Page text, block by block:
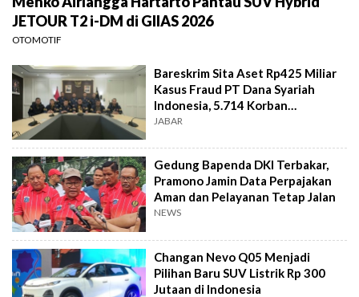
JETOUR T2 i-DM di GIIAS 2026
OTOMOTIF
Bareskrim Sita Aset Rp425 Miliar
Kasus Fraud PT Dana Syariah
Indonesia, 5.714 Korban
Terverifikasai
JABAR
Gedung Bapenda DKI Terbakar,
Pramono Jamin Data Perpajakan
Aman dan Pelayanan Tetap Jalan
NEWS
Changan Nevo Q05 Menjadi
Pilihan Baru SUV Listrik Rp 300
Jutaan di Indonesia